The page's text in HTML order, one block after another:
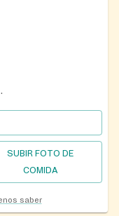
SUBIR FOTO DE
COMIDA
saber